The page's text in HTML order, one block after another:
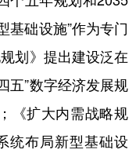
基础设施”作为专门
划》提出建设泛在
五”数字经济发展规
《扩大内需战略规
统布局新型基础设